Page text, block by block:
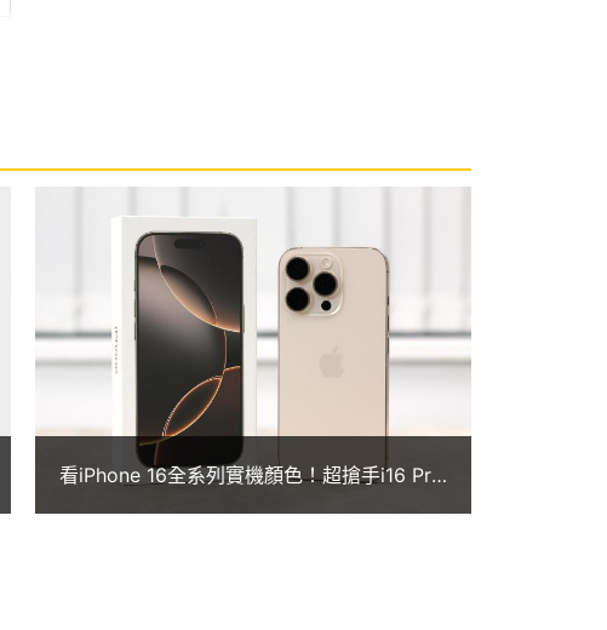
看iPhone 16全系列實機顏色！超搶手i16 Pro